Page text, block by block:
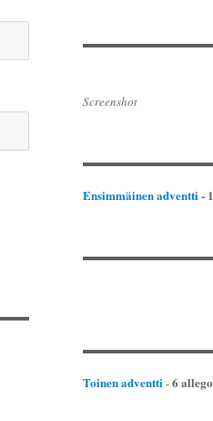
Screenshot
Ensimmäinen adventti -
Toinen adventti -6